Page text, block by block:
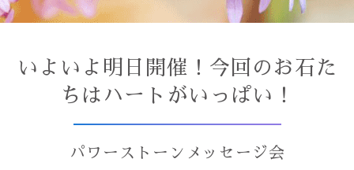
いよいよ明日開催！今回のお石た
ちはハートがいっぱい！
パワーストーンメッセージ会